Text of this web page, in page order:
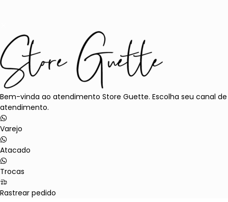
Bem-vinda ao atendimento Store Guette. Escolha seu canal de
atendimento.
Varejo
Atacado
Trocas
Rastrear pedido